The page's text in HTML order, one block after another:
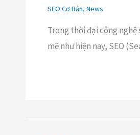
SEO Cơ Bản, News
Trong thời đại công
mẽ như hiện nay, SEO